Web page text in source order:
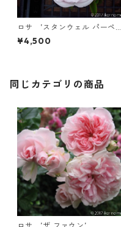
ロサ ’スタンウェル パーペチ
ュアル’
¥4,500
同じカテゴリの商品